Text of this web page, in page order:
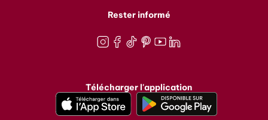
Rester informé
Télécharger l'application